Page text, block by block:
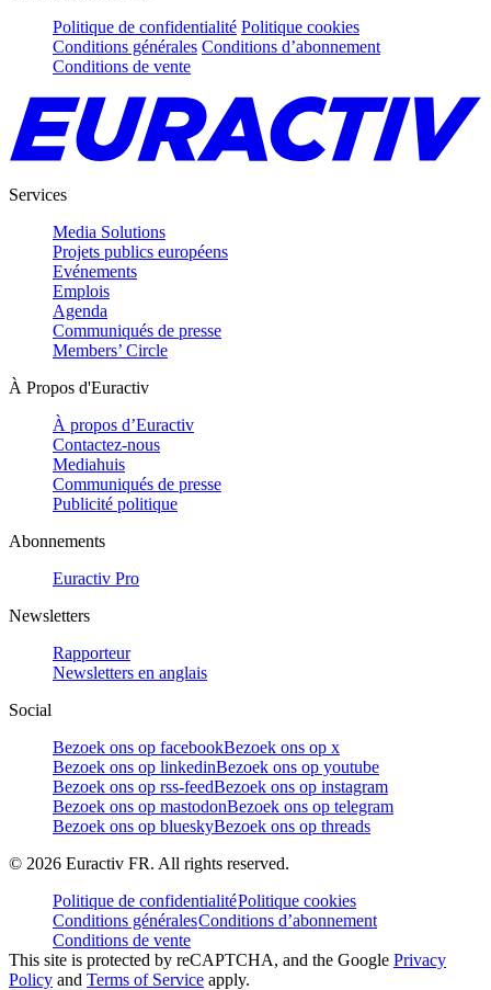
Politique de confidentialité Politique cookies
Conditions générales Conditions d’abonnement
Conditions de vente
Services
Media Solutions
Projets publics européens
Evénements
Emplois
Agenda
Communiqués de presse
Members’ Circle
À Propos d'Euractiv
À propos d’Euractiv
Contactez-nous
Mediahuis
Communiqués de presse
Publicité politique
Abonnements
Euractiv Pro
Newsletters
Rapporteur
Newsletters en anglais
Social
Bezoek ons op facebookBezoek ons op x
Bezoek ons op linkedinBezoek ons op youtube
Bezoek ons op rss-feedBezoek ons op instagram
Bezoek ons op mastodonBezoek ons op telegram
Bezoek ons op blueskyBezoek ons op threads
© 2026 Euractiv FR. All rights reserved.
Politique de confidentialitéPolitique cookies
Conditions généralesConditions d’abonnement
Conditions de vente
This site is protected by reCAPTCHA, and the Google Privacy
Policy and Terms of Service apply.